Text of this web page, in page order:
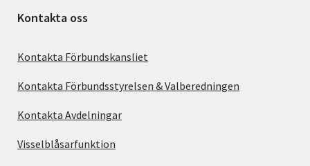
Kontakta oss
Kontakta Förbundskansliet
Kontakta Förbundsstyrelsen & Valberedningen
Kontakta Avdelningar
Visselblåsarfunktion